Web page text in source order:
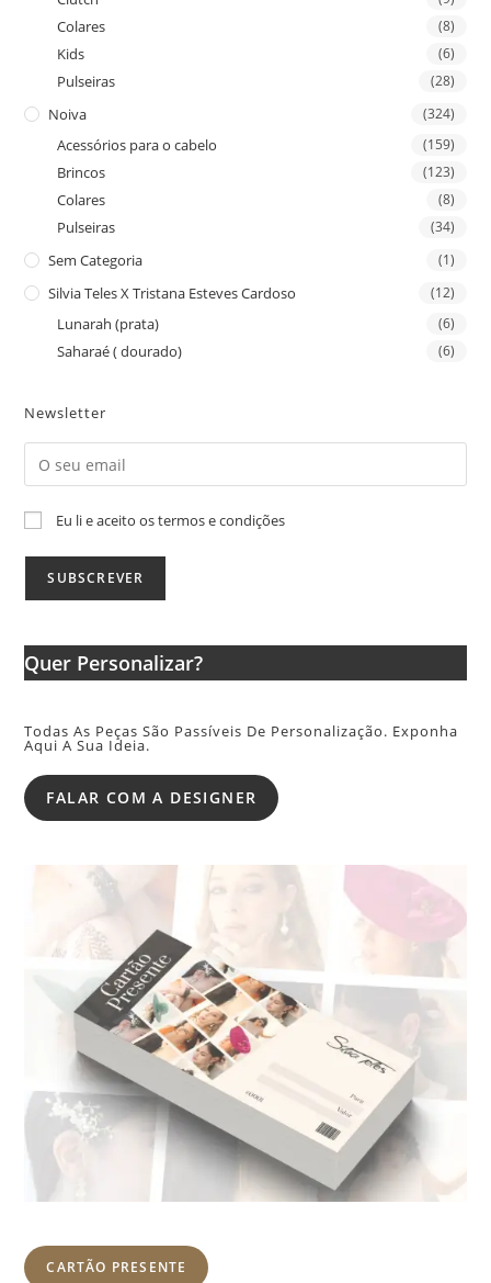
Colares (8)
Kids (6)
Pulseiras (28)
Noiva (324)
Acessórios para o cabelo (159)
Brincos (123)
Colares (8)
Pulseiras (34)
Sem Categoria (1)
Silvia Teles X Tristana Esteves Cardoso (12)
Lunarah (prata) (6)
Saharaé ( dourado) (6)
Newsletter
Eu li e aceito os termos e condições
Quer Personalizar?
Todas As Peças São Passíveis De Personalização. Exponha
Aqui A Sua Ideia.
FALAR COM A DESIGNER
CARTÃO PRESENTE